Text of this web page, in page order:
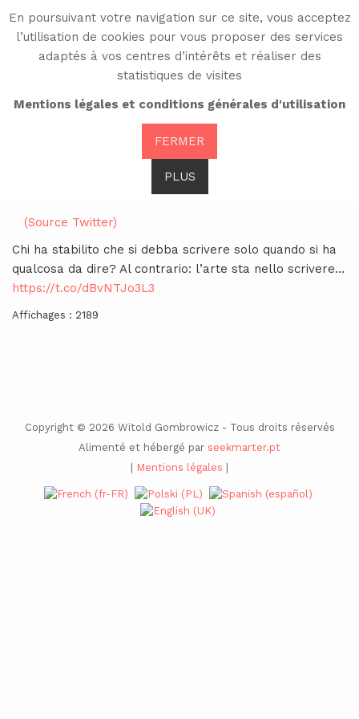
En poursuivant votre navigation sur ce site, vous acceptez
l’utilisation de cookies pour vous proposer des services
adaptés à vos centres d’intérêts et réaliser des
statistiques de visites
Mentions légales et conditions générales d'utilisation
FERMER
PLUS
CV
Chi ha stabilito che si
debba scrivere solo
(Source Twitter)
Chi ha stabilito che si debba scrivere solo quando si ha
qualcosa da dire? Al contrario: l’arte sta nello scrivere…
https://t.co/dBvNTJo3L3
Affichages : 2189
Copyright © 2026 Witold Gombrowicz - Tous droits réservés
Alimenté et hébergé par seekmarter.pt
Mentions légales